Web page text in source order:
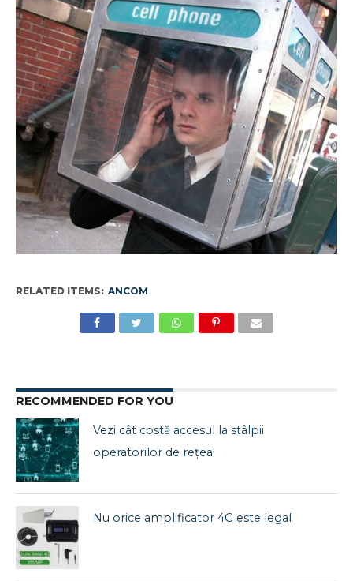
RELATED ITEMS: ANCOM
RECOMMENDED FOR YOU
Vezi cât costă accesul la stâlpii
operatorilor de rețea!
Nu orice amplificator 4G este legal